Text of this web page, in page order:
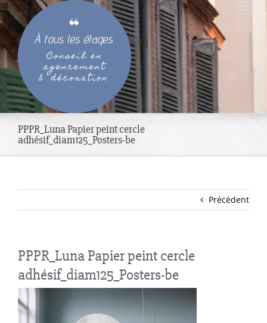
Passer
au
contenu
PPPR_Luna Papier peint cercle
adhésif_diam125_Posters-be
Précédent
PPPR_Luna Papier peint cercle
adhésif_diam125_Posters-be